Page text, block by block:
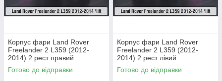
Корпус фари Land Rover
Freelander 2 L359 (2012-
2014) 2 рест правий
Готово до відправки
Корпус фари Land Rover
Freelander 2 L359 (2012-
2014) 2 рест лівий
Готово до відправки